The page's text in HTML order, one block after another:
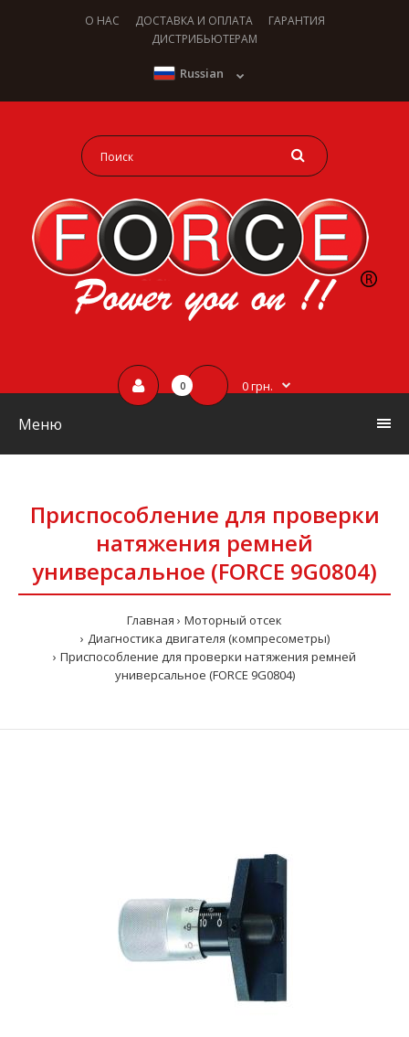
О НАС ДОСТАВКА И ОПЛАТА
ГАРАНТИЯ
ДИСТРИБЬЮТЕРАМ
Russian
0 0 грн.
Меню
Приспособление для проверки
натяжения ремней
универсальное (FORCE 9G0804)
Главная
Моторный отсек
Диагностика двигателя (компресометры)
Приспособление для проверки натяжения ремней
универсальное (FORCE 9G0804)